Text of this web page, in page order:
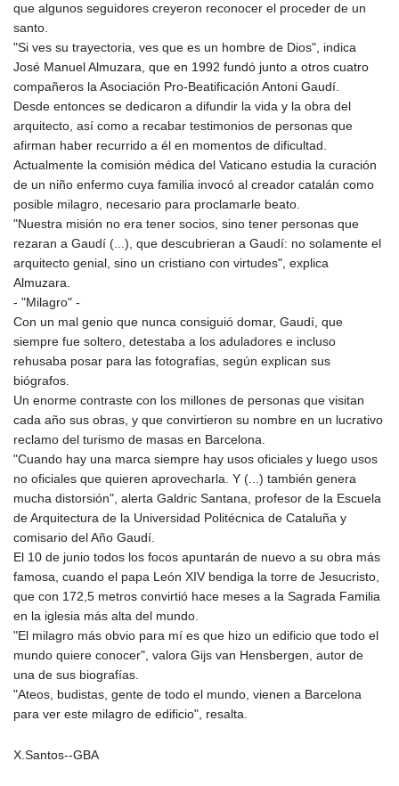
que algunos seguidores creyeron reconocer el proceder de un
santo.
"Si ves su trayectoria, ves que es un hombre de Dios", indica
José Manuel Almuzara, que en 1992 fundó junto a otros cuatro
compañeros la Asociación Pro-Beatificación Antoni Gaudí.
Desde entonces se dedicaron a difundir la vida y la obra del
arquitecto, así como a recabar testimonios de personas que
afirman haber recurrido a él en momentos de dificultad.
Actualmente la comisión médica del Vaticano estudia la curación
de un niño enfermo cuya familia invocó al creador catalán como
posible milagro, necesario para proclamarle beato.
"Nuestra misión no era tener socios, sino tener personas que
rezaran a Gaudí (...), que descubrieran a Gaudí: no solamente el
arquitecto genial, sino un cristiano con virtudes", explica
Almuzara.
- "Milagro" -
Con un mal genio que nunca consiguió domar, Gaudí, que
siempre fue soltero, detestaba a los aduladores e incluso
rehusaba posar para las fotografías, según explican sus
biógrafos.
Un enorme contraste con los millones de personas que visitan
cada año sus obras, y que convirtieron su nombre en un lucrativo
reclamo del turismo de masas en Barcelona.
"Cuando hay una marca siempre hay usos oficiales y luego usos
no oficiales que quieren aprovecharla. Y (...) también genera
mucha distorsión", alerta Galdric Santana, profesor de la Escuela
de Arquitectura de la Universidad Politécnica de Cataluña y
comisario del Año Gaudí.
El 10 de junio todos los focos apuntarán de nuevo a su obra más
famosa, cuando el papa León XIV bendiga la torre de Jesucristo,
que con 172,5 metros convirtió hace meses a la Sagrada Familia
en la iglesia más alta del mundo.
"El milagro más obvio para mí es que hizo un edificio que todo el
mundo quiere conocer", valora Gijs van Hensbergen, autor de
una de sus biografías.
"Ateos, budistas, gente de todo el mundo, vienen a Barcelona
para ver este milagro de edificio", resalta.
X.Santos--GBA